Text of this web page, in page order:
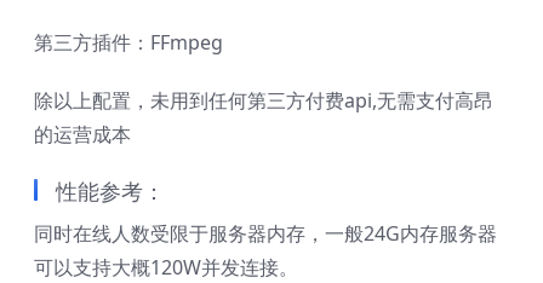
第三方插件：FFmpeg
除以上配置，未用到任何第三方付费api,无需支付高昂
的运营成本
性能参考：
同时在线人数受限于服务器内存，一般24G内存服务器
可以支持大概120W并发连接。